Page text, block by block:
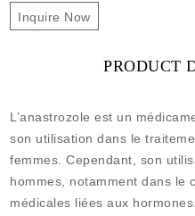
Inquire Now
PRODUCT
L’anastrozole est un
son utilisation dans le
femmes. Cependant, son
hommes, notamment dans le
médicales liées aux